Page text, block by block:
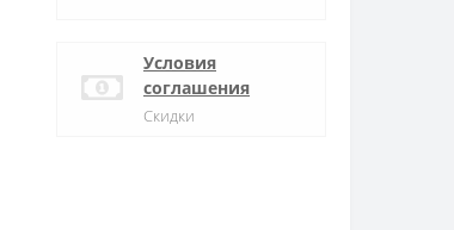
Условия
соглашения
Скидки